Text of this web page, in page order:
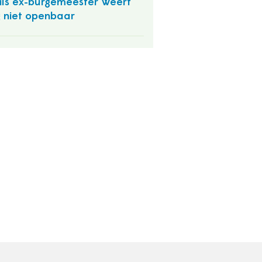
ex-burgemeester Weert
niet openbaar